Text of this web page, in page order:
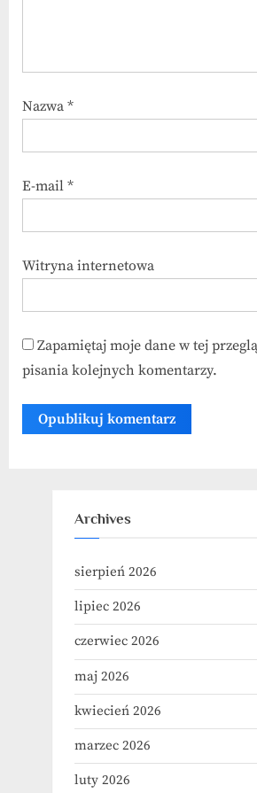
Nazwa *
E-mail *
Witryna internetowa
Zapamiętaj moje dane w tej
pisania kolejnych komentarzy.
Archives
sierpień 2026
lipiec 2026
czerwiec 2026
maj 2026
kwiecień 2026
marzec 2026
luty 2026